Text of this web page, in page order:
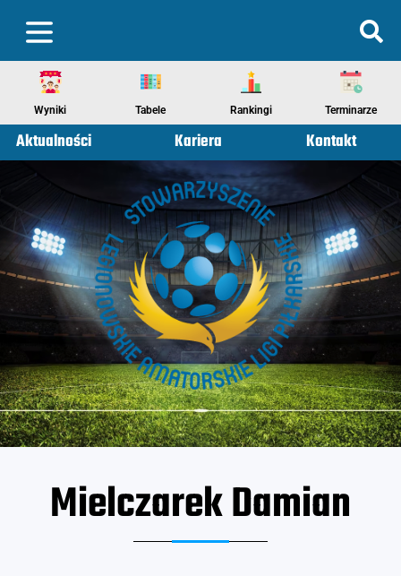
Wyniki Tabele Rankingi Terminarze
Aktualności Kariera Kontakt
Mielczarek Damian